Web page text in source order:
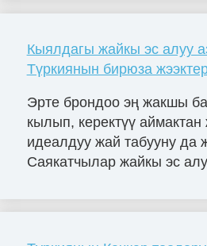
Кыялдагы жайкы эс алуу
Түркиянын бирюза
Эрте брондоо эң жакшы
кылып, керектүү аймактан
идеалдуу жай табууну да
Саякатчылар жайкы эс